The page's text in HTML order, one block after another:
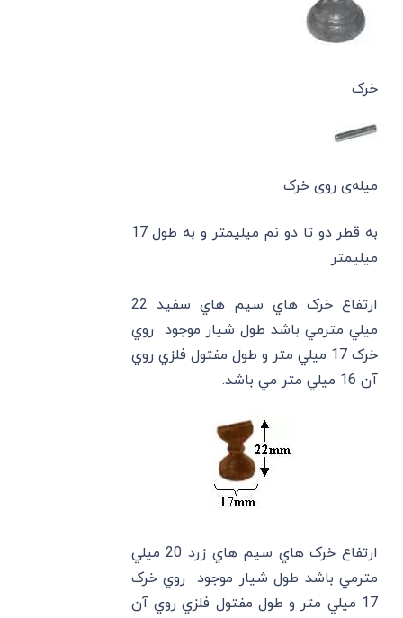
خرک
میله‌ی روی خرک
به قطر دو تا دو نم میلیمتر و به طول 17
میلیمتر
ارتفاع خرک هاي سيم هاي سفيد 22
ميلي مترمي باشد طول شيار موجود روي
خرک 17 ميلي متر و طول مفتول فلزي روي
آن 16 ميلي متر مي باشد.
ارتفاع خرک هاي سيم هاي زرد 20 ميلي
مترمي باشد طول شيار موجود روي خرک
17 ميلي متر و طول مفتول فلزي روي آن